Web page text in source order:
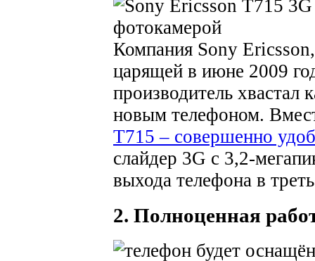
Компания Sony
царящей в июне 2009
производитель хвастал
новым телефоном.
T715 – совершенно
слайдер 3G с 3,2-
выхода телефона в
2. Полноценная